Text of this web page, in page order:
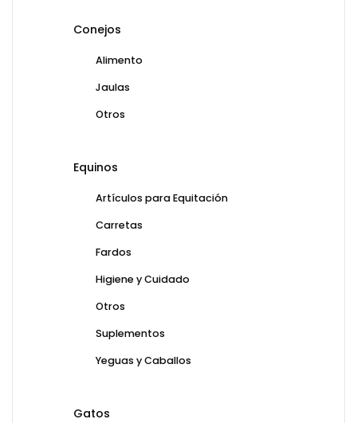
Conejos
Alimento
Jaulas
Otros
Equinos
Artículos para Equitación
Carretas
Fardos
Higiene y Cuidado
Otros
Suplementos
Yeguas y Caballos
Gatos